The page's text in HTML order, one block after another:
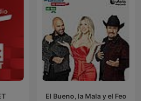
El Bueno, la Mala y el Feo